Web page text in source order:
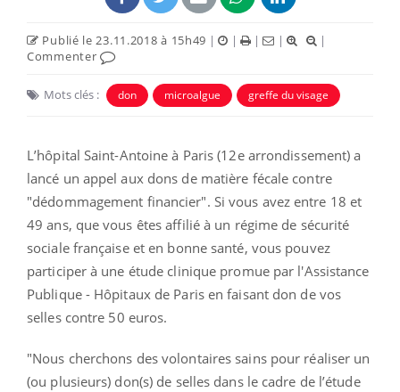
Publié le 23.11.2018 à 15h49 | | | |
|
Commenter
Mots clés : don microalgue greffe du visage
L’hôpital Saint-Antoine à Paris (12e arrondissement) a
lancé un appel aux dons de matière fécale contre
"dédommagement financier". Si vous avez entre 18 et
49 ans, que vous êtes affilié à un régime de sécurité
sociale française et en bonne santé, vous pouvez
participer à une étude clinique promue par l'Assistance
Publique - Hôpitaux de Paris en faisant don de vos
selles contre 50 euros.
"Nous cherchons des volontaires sains pour réaliser un
(ou plusieurs) don(s) de selles dans le cadre de l’étude